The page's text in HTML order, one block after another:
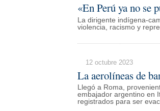
«En Perú ya no se
La dirigente indígena-
violencia, racismo y
12 octubre 2023
La aerolíneas de
Llegó a Roma,
embajador argentino en
registrados para ser